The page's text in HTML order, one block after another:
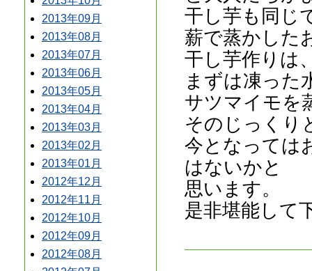
2013年09月
2013年08月
2013年07月
2013年06月
2013年05月
2013年04月
2013年03月
2013年02月
2013年01月
2012年12月
2012年11月
2012年10月
2012年09月
2012年08月
干し芋も同じ
薪で蒸かした
干し芋作りは
まずは凍った
サツマイモを
そのじっくり
今となっては
はないかと
思います。
是非堪能して